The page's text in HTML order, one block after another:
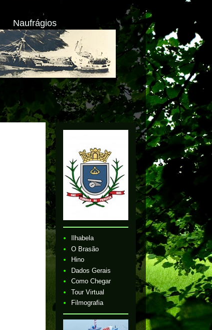
Naufrágios
Ilhabela
O Brasão
Hino
Dados Gerais
Como Chegar
Tour Virtual
Filmografia